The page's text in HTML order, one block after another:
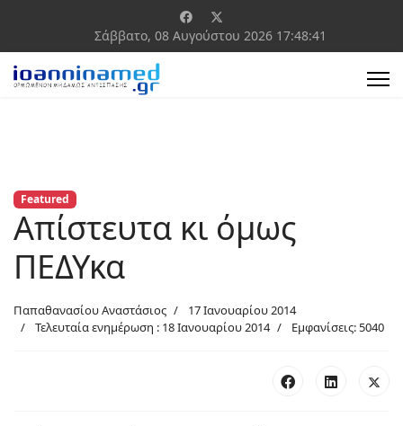
Σάββατο, 08 Αυγούστου 2026 17:48:41
Featured
Απίστευτα κι όμως
ΠΕΔΥκα
Παπαθανασίου Αναστάσιος
17 Ιανουαρίου 2014
Τελευταία ενημέρωση : 18 Ιανουαρίου 2014
Εμφανίσεις: 5040